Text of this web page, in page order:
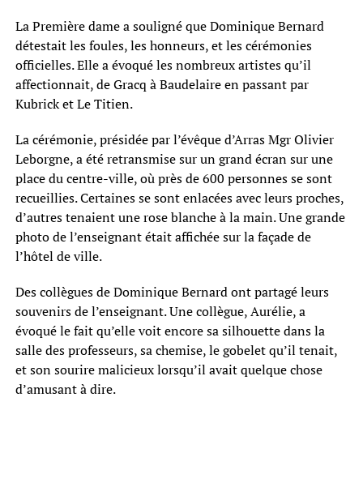
La Première dame a souligné que Dominique Bernard
détestait les foules, les honneurs, et les cérémonies
officielles. Elle a évoqué les nombreux artistes qu’il
affectionnait, de Gracq à Baudelaire en passant par
Kubrick et Le Titien.
La cérémonie, présidée par l’évêque d’Arras Mgr Olivier
Leborgne, a été retransmise sur un grand écran sur une
place du centre-ville, où près de 600 personnes se sont
recueillies. Certaines se sont enlacées avec leurs proches,
d’autres tenaient une rose blanche à la main. Une grande
photo de l’enseignant était affichée sur la façade de
l’hôtel de ville.
Des collègues de Dominique Bernard ont partagé leurs
souvenirs de l’enseignant. Une collègue, Aurélie, a
évoqué le fait qu’elle voit encore sa silhouette dans la
salle des professeurs, sa chemise, le gobelet qu’il tenait,
et son sourire malicieux lorsqu’il avait quelque chose
d’amusant à dire.